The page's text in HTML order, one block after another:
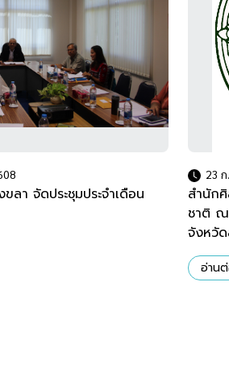
ลา จัดประชุมประจำเดือน
23
สำนัก
ชาติ ณ
จังหวั
อ่าน